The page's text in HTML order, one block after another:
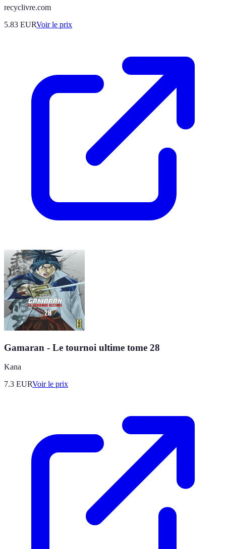
recyclivre.com
5.83 EURVoir le prix
Gamaran - Le tournoi ultime tome 28
Kana
7.3 EURVoir le prix